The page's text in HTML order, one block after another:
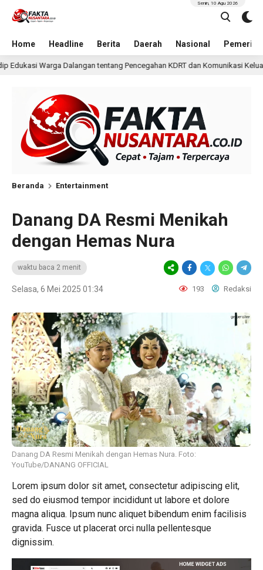
Home Headline Berita Daerah Nasional
Senin, 10 Agu 2026
Pencegahan KDRT dan Komunikasi Keluarga 2 hari lalu KKN
Beranda Entertainment
Danang DA Resmi Menikah
dengan Hemas Nura
waktu baca 2 menit
Selasa, 6 Mei 2025 01:34 193 Redaksi
Danang DA Resmi Menikah dengan Hemas Nura. Foto:
YouTube/DANANG OFFICIAL
Lorem ipsum dolor sit amet, consectetur adipiscing elit,
sed do eiusmod tempor incididunt ut labore et dolore
magna aliqua. Ipsum nunc aliquet bibendum enim facilisis
gravida. Fusce ut placerat orci nulla pellentesque
dignissim.